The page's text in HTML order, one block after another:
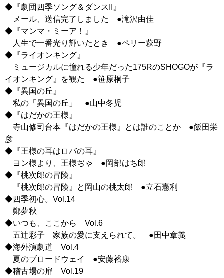
◆『劇団四季ソング＆ダンスII』
メール、送信完了しました ●滝沢由佳
◆『マンマ・ミーア！』
人生で一番光り輝いたとき ●ペリー萩野
◆『ライオンキング』
ミュージカルに憧れる少年だった175RのSHOGOが『ラ
イオンキング』を観た ●笹原桐子
◆『異国の丘』
私の「異国の丘」 ●山中冬児
◆『はだかの王様』
寺山修司台本『はだかの王様』とは誰のことか ●飯田栄
彦
◆『王様の耳はロバの耳』
ヨン様より、王様ぢゃ ●岡部はち郎
◆『桃次郎の冒険』
『桃次郎の冒険』と岡山の桃太郎 ●立石憲利
◆四季初心。Vol.14
鄭夢秋
◆いつも、ここから Vol.6
五辻彩子 家族の愛に支えられて。 ●田中章義
◆海外演劇道 Vol.4
夏のブロードウェイ ●安藤裕康
◆稽古場の扉 Vol.19